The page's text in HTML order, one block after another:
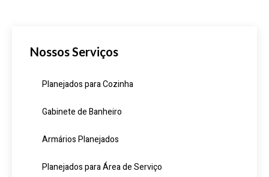
Nossos Serviços
Planejados para Cozinha
Gabinete de Banheiro
Armários Planejados
Planejados para Área de Serviço